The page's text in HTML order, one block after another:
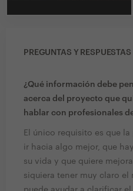
PREGUNTAS Y RESPUESTAS
¿Qué información debe
acerca del proyecto que
hablar con profesionales
El único requisito es que
ir hacia algo mejor, que
su vida y que quiere
siquiera tener muy claro el